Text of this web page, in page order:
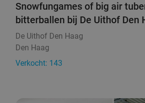
Snowfungames of big air
bitterballen bij De Uithof Den
De Uithof Den Haag
Den Haag
Verkocht: 143